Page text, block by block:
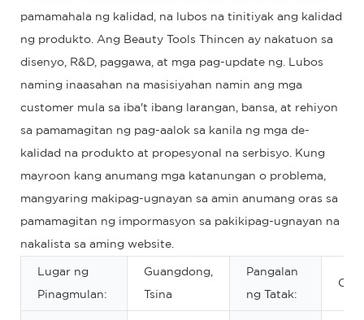
pamamahala ng kalidad, na lubos na tinitiyak ang kalidad
ng produkto. Ang Beauty Tools Thincen ay nakatuon sa
disenyo, R&D, paggawa, at mga pag-update ng. Lubos
naming inaasahan na masisiyahan namin ang mga
customer mula sa iba't ibang larangan, bansa, at rehiyon
sa pamamagitan ng pag-aalok sa kanila ng mga de-
kalidad na produkto at propesyonal na serbisyo. Kung
mayroon kang anumang mga katanungan o problema,
mangyaring makipag-ugnayan sa amin anumang oras sa
pamamagitan ng impormasyon sa pakikipag-ugnayan na
nakalista sa aming website.
Lugar ng
Pinagmulan:
Guangdong,
Tsina
Pangalan
ng Tatak:
OEM